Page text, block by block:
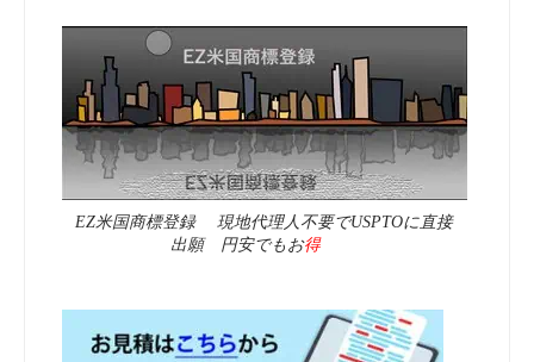
EZ米国商標登録 現地代理人不要でUSPTOに直接
出願 円安でもお得